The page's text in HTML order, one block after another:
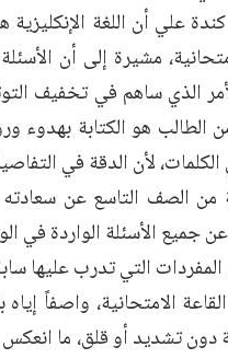
علي أن اللغة
مشيرة إلى أن
الذي ساهم في تخفيف
هو الكتابة بهدوء
لأن الدقة في
الصف التاسع عن سعادته
جميع الأسئلة الواردة في
التي تدرب عليها
الامتحانية، واصفاً إياه
دون تشديد أو قلق، ما